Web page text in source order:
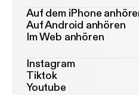
Auf dem iPhone
Auf Android anhören
Im Web anhören
Instagram
Tiktok
Youtube